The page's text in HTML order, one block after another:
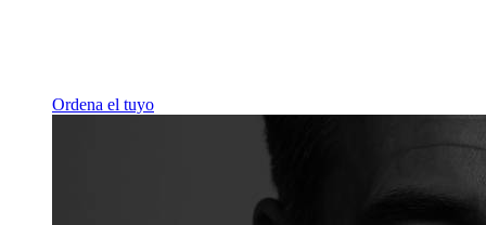
Ordena el tuyo